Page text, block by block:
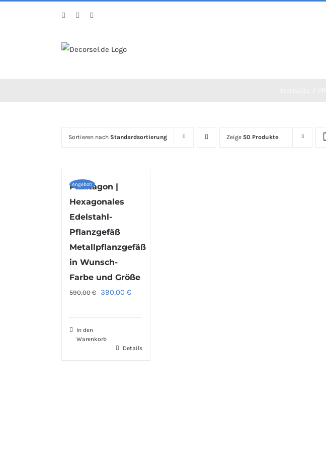
FacebookInstagram
Sortieren nach Standardsortierung Zeige 50 Produkte
Angebot!
Plantagon |
Hexagonales
Edelstahl-
Pflanzgefäß
Metallpflanzgefäß
in Wunsch-
Farbe und Größe
590,00€ Ursprünglicher
390,00 €Aktueller
In den
Warenkorb
Details